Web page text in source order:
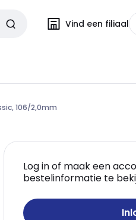
Vind een filiaal
106/2,0mm
Log in of maak een
bestelinformatie te